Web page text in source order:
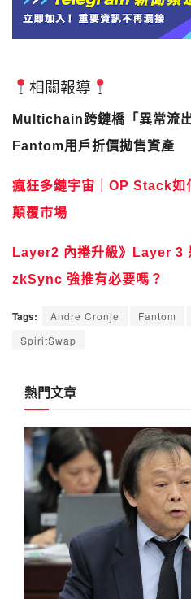
相關報導
Multichain跨鏈橋「異常流
Fantom用戶折價拋售資產
瘋狂多鏈宇宙｜OP Stack如
顛覆市場
Layer2 內捲升級》Layer 3
zkSync 強推有必要嗎？
Tags: Andre Cronje Fantom
SpiritSwap
熱門文章